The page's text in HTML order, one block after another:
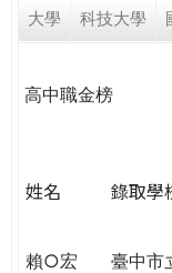
格。
e
r
大學 科技大學
高中職金榜
姓名 錄取學
賴○宏
臺中市